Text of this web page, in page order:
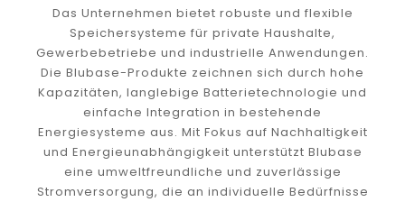
Das Unternehmen bietet robuste und flexible
Speichersysteme für private Haushalte,
Gewerbebetriebe und industrielle Anwendungen.
Die Blubase-Produkte zeichnen sich durch hohe
Kapazitäten, langlebige Batterietechnologie und
einfache Integration in bestehende
Energiesysteme aus. Mit Fokus auf Nachhaltigkeit
und Energieunabhängigkeit unterstützt Blubase
eine umweltfreundliche und zuverlässige
Stromversorgung, die an individuelle Bedürfnisse